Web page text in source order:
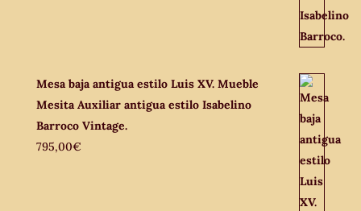
Mesa baja antigua estilo Luis XV. Mueble
Mesita Auxiliar antigua estilo Isabelino
Barroco Vintage.
795,00€